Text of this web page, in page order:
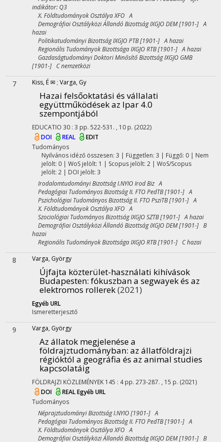
indikátor: Q3
X. Földtudományok Osztálya XFO A
Demográfiai Osztályközi Állandó Bizottság IXGJO DEM [1901-] A
hazai
Politikatudományi Bizottság IXGJO PTB [1901-] A hazai
Regionális Tudományok Bizottsága IXGJO RTB [1901-] A hazai
Gazdaságtudományi Doktori Minősítő Bizottság IXGJO GMB
[1901-] C nemzetközi
7 Kiss, É ✉ ; Varga, Gy
Hazai felsőoktatási és vállalati
együttműködések az Ipar 4.0
szempontjából
EDUCATIO 30 : 3 pp. 522-531. , 10 p. (2022)
DOI
REAL
EDIT
Tudományos
Nyilvános idéző összesen: 3 | Független: 3 | Függő: 0 | Nem
jelölt: 0 | WoS jelölt: 1 | Scopus jelölt: 2 | WoS/Scopus
jelölt: 2 | DOI jelölt: 3
Irodalomtudományi Bizottság I.NYIO Irod Biz A
Pedagógiai Tudományos Bizottság II. FTO PedTB [1901-] A
Pszichológiai Tudományos Bizottság II. FTO PsziTB [1901-] A
X. Földtudományok Osztálya XFO A
Szociológiai Tudományos Bizottság IXGJO SZTB [1901-] A hazai
Demográfiai Osztályközi Állandó Bizottság IXGJO DEM [1901-] B
hazai
Regionális Tudományok Bizottsága IXGJO RTB [1901-] C hazai
8 Varga, György
Újfajta közterület-használati kihívások
Budapesten: fókuszban a segwayek és az
elektromos rollerek(2021)
Egyéb URL
Ismeretterjesztő
9 Varga, György
Az állatok megjelenése a
földrajztudományban: az állatföldrajzi
régióktól a geográfia és az animal studies
kapcsolatáig
FÖLDRAJZI KÖZLEMÉNYEK 145 : 4 pp. 273-287. , 15 p. (2021)
DOI
REALEgyéb URL
Tudományos
Néprajztudományi Bizottság I.NYIO [1901-] A
Pedagógiai Tudományos Bizottság II. FTO PedTB [1901-] A
X. Földtudományok Osztálya XFO A
Demográfiai Osztályközi Állandó Bizottság IXGJO DEM [1901-] B